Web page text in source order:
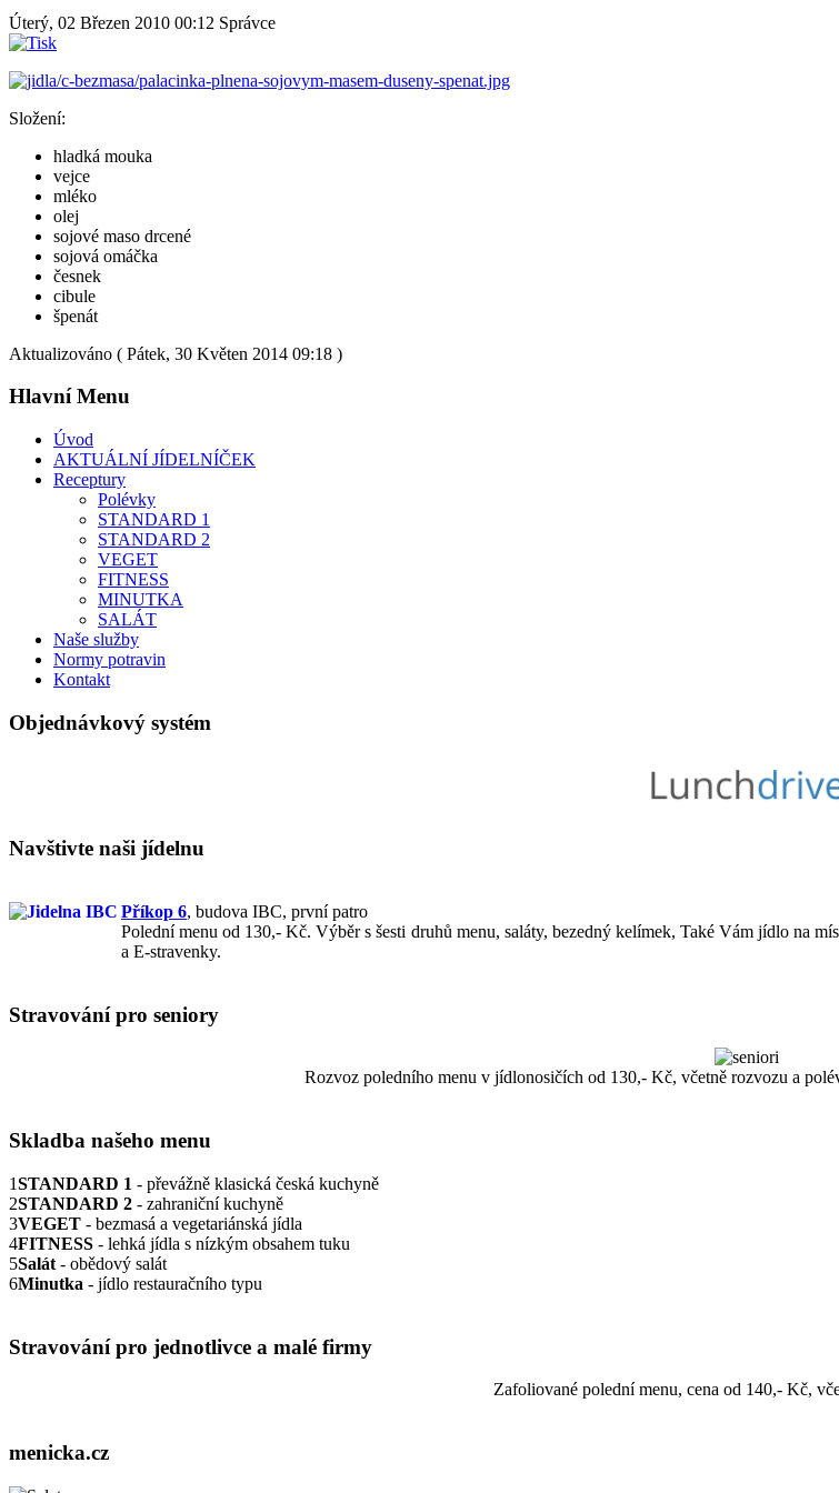
Úterý, 02 Březen 2010 00:12 Správce
Složení:
hladká mouka
vejce
mléko
olej
sojové maso drcené
sojová omáčka
česnek
cibule
špenát
Aktualizováno ( Pátek, 30 Květen 2014 09:18 )
Hlavní Menu
Úvod
AKTUÁLNÍ JÍDELNÍČEK
Receptury
Polévky
STANDARD 1
STANDARD 2
VEGET
FITNESS
MINUTKA
SALÁT
Naše služby
Normy potravin
Kontakt
Objednávkový systém
Navštivte naši jídelnu
Příkop 6, budova IBC, první patro
Polední menu od 130,- Kč. Výběr s šesti druhů menu, saláty, bezedný kelímek, Také Vám jídlo na
a E-stravenky.
Stravování pro seniory
Rozvoz poledního menu v jídlonosičích od 130,- Kč, včetně rozvozu a
Skladba našeho menu
1STANDARD 1 - převážně klasická česká kuchyně
2STANDARD 2 - zahraniční kuchyně
3VEGET - bezmasá a vegetariánská jídla
4FITNESS - lehká jídla s nízkým obsahem tuku
5Salát - obědový salát
6Minutka - jídlo restauračního typu
Stravování pro jednotlivce a malé firmy
Zafoliované polední menu, cena od 140,- Kč,
menicka.cz